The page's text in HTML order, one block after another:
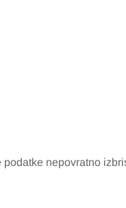
nepovratno